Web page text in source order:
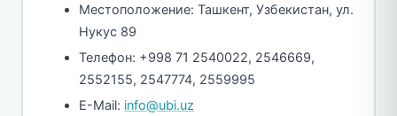
Местоположение: Ташкент, Узбекистан, ул.
Нукус 89
Телефон: +998 71 2540022, 2546669,
2552155, 2547774, 2559995
E-Mail: info@ubi.uz